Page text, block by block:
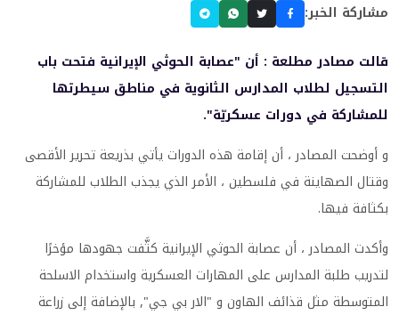
مشاركة الخبر:
قالت مصادر مطلعة : أن "عصابة الحوثي الإيرانية فتحت باب
التسجيل لطلاب المدارس الثانوية في مناطق سيطرتها
للمشاركة في دورات عسكريّة".
و أوضحت المصادر ، أن إقامة هذه الدورات يأتي بذريعة تحرير الأقصى
وقتال الصهاينة في فلسطين ، الأمر الذي يجذب الطلاب للمشاركة
بكثافة فيها.
وأكدت المصادر ، أن عصابة الحوثي الإيرانية كثَّفت جهودها مؤخرًا
لتدريب طلبة المدارس على المهارات العسكرية واستخدام الاسلحة
المتوسطة مثل قذائف الهاون و "الار بي جي", بالإضافة إلى زراعة